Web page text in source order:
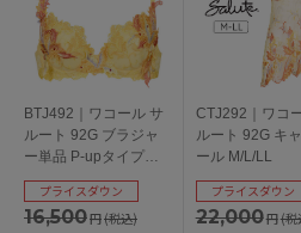
BTJ492｜ワコール サ
ルート 92G ブラジャ
ー単品 P-upタイプ
CDEFGHIカップ アン
ダー65/70/75/80cm
16,500円(税込)
プライスダウン
CTJ292｜ワコ
ルート 92G キ
ール M/L/LL
22,000円(税
プライスダウン